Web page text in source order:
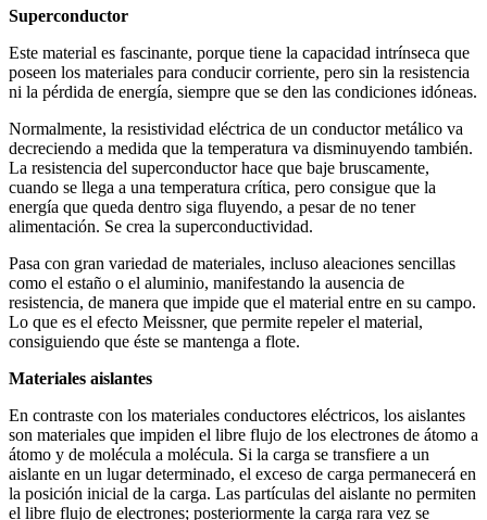
Superconductor
Este material es fascinante, porque tiene la capacidad intrínseca que
poseen los materiales para conducir corriente, pero sin la resistencia
ni la pérdida de energía, siempre que se den las condiciones idóneas.
Normalmente, la resistividad eléctrica de un conductor metálico va
decreciendo a medida que la temperatura va disminuyendo también.
La resistencia del superconductor hace que baje bruscamente,
cuando se llega a una temperatura crítica, pero consigue que la
energía que queda dentro siga fluyendo, a pesar de no tener
alimentación. Se crea la superconductividad.
Pasa con gran variedad de materiales, incluso aleaciones sencillas
como el estaño o el aluminio, manifestando la ausencia de
resistencia, de manera que impide que el material entre en su campo.
Lo que es el efecto Meissner, que permite repeler el material,
consiguiendo que éste se mantenga a flote.
Materiales aislantes
En contraste con los materiales conductores eléctricos, los aislantes
son materiales que impiden el libre flujo de los electrones de átomo a
átomo y de molécula a molécula. Si la carga se transfiere a un
aislante en un lugar determinado, el exceso de carga permanecerá en
la posición inicial de la carga. Las partículas del aislante no permiten
el libre flujo de electrones; posteriormente la carga rara vez se